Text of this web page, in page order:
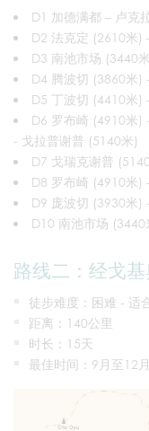
D1 加德满都 – 卢克
D2 法克定 (2610米)
D3 南池市场 (3440
D4 腾波切 (3860米)
D5 丁波切 (4410米)
D6 罗布崎 (4910米)
- 戈拉普谢普 (5140米)
D7 戈瑞克谢普
D8 罗布崎 (4910米)
D9 庞波切 (3930米)
D10 南池市场
路线二：经戈
徒步难度：困难 - 适
距离：140公里
时长：15天
最佳时间：9月至12月